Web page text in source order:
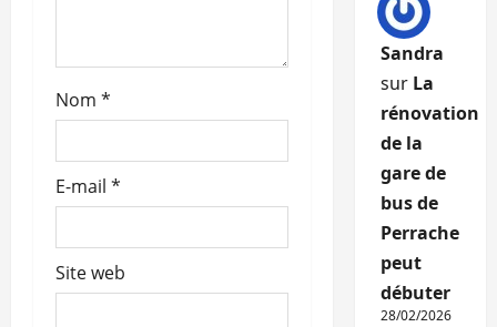
c
l
e
Nom *
E-mail *
Site web
Sandra
sur La
rénovation
de la
gare de
bus de
Perrache
peut
débuter
28/02/2026